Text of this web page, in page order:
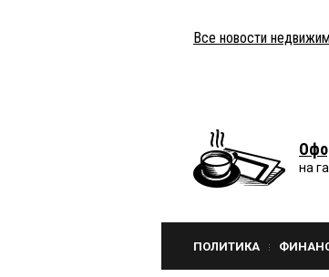
Все новости
на
ПОЛИТИКА